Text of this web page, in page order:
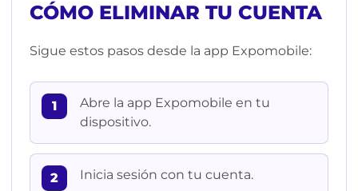
CÓMO ELIMINAR TU CUENTA
Sigue estos pasos desde la app Expomobile:
Abre la app Expomobile en tu
dispositivo.
Inicia sesión con tu cuenta.